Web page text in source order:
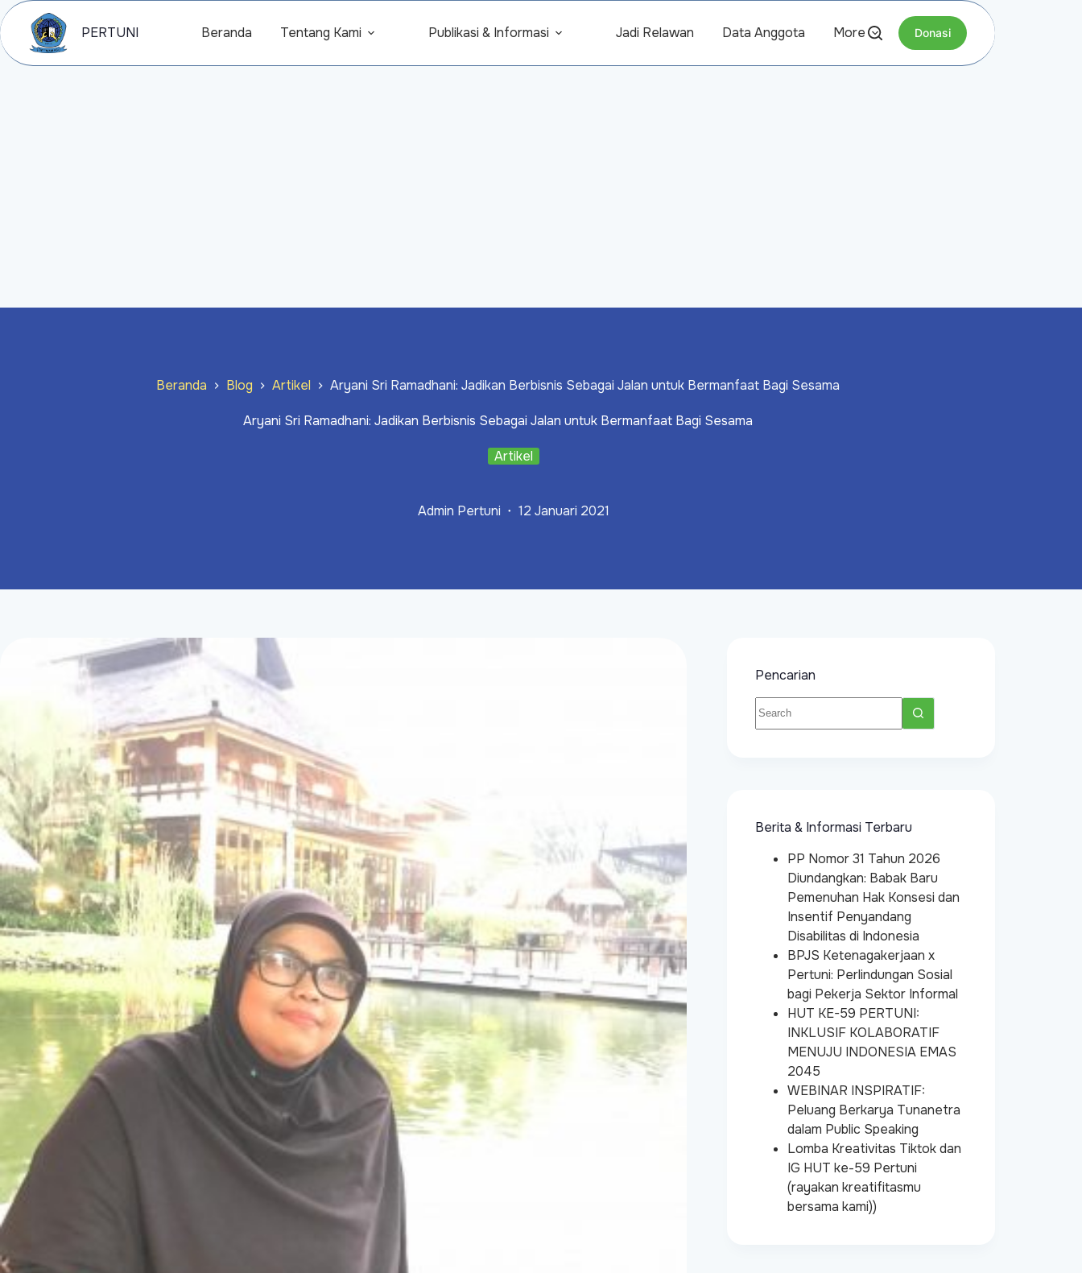
PERTUNI Beranda Tentang Kami Publikasi & Informasi Jadi Relawan Data Anggota More Donasi
Beranda Blog Artikel Aryani Sri Ramadhani: Jadikan Berbisnis Sebagai Jalan untuk Bermanfaat Bagi Sesama
Aryani Sri Ramadhani: Jadikan Berbisnis Sebagai Jalan untuk Bermanfaat Bagi Sesama
Artikel
Admin Pertuni 12 Januari 2021
Pencarian
Berita & Informasi Terbaru
PP Nomor 31 Tahun 2026
Diundangkan: Babak Baru
Pemenuhan Hak Konsesi dan
Insentif Penyandang
Disabilitas di Indonesia
BPJS Ketenagakerjaan x
Pertuni: Perlindungan Sosial
bagi Pekerja Sektor Informal
HUT KE-59 PERTUNI:
INKLUSIF KOLABORATIF
MENUJU INDONESIA EMAS
2045
WEBINAR INSPIRATIF:
Peluang Berkarya Tunanetra
dalam Public Speaking
Lomba Kreativitas Tiktok dan
IG HUT ke-59 Pertuni
(rayakan kreatifitasmu
bersama kami))